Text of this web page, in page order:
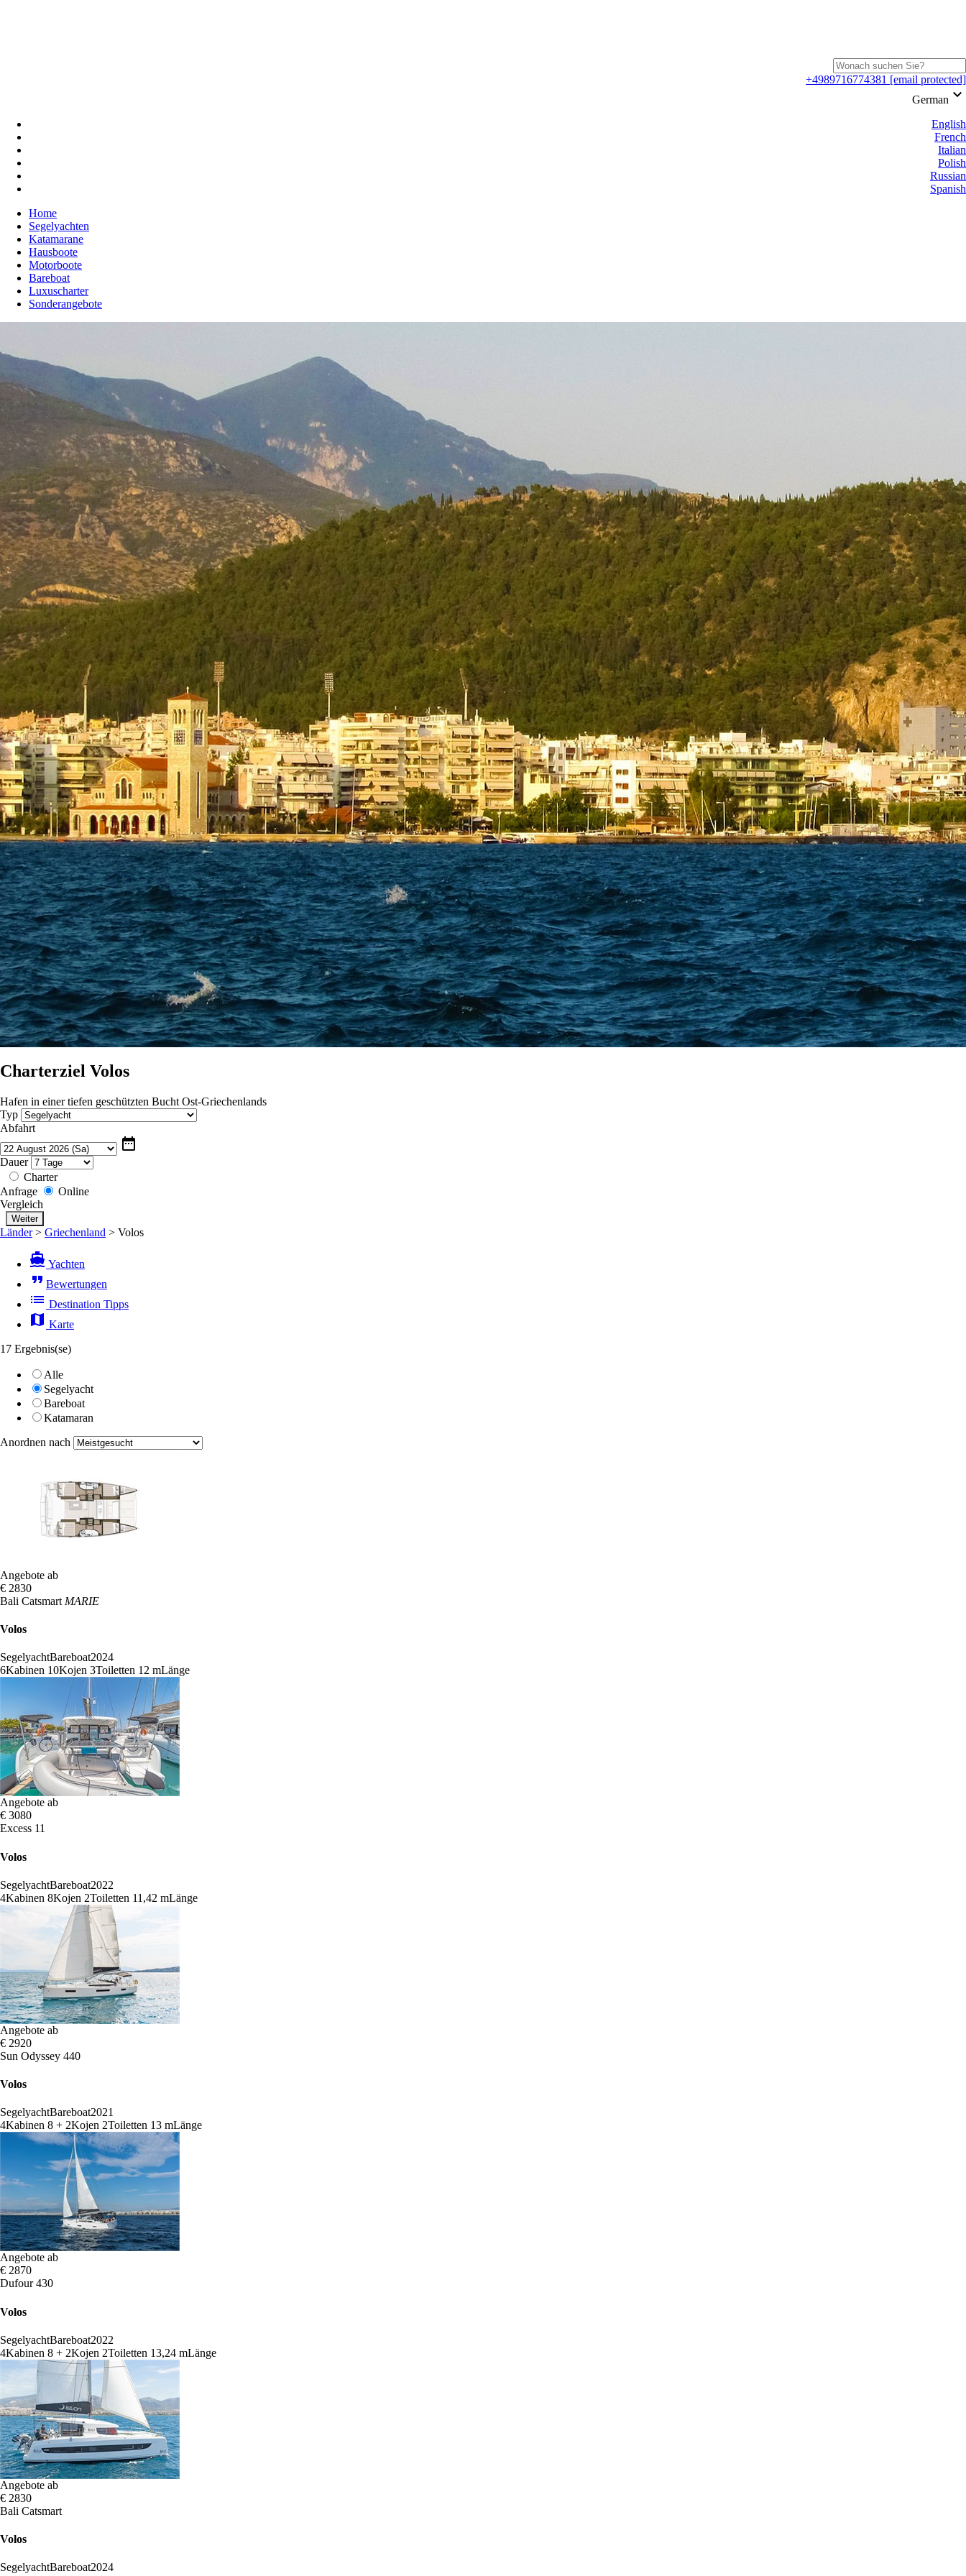
+4989716774381 [email protected]
German keyboard_arrow_down
English
French
Italian
Polish
Russian
Spanish
Home
Segelyachten
Katamarane
Hausboote
Motorboote
Bareboat
Luxuscharter
Sonderangebote
Charterziel Volos
Hafen in einer tiefen geschützten Bucht Ost-Griechenlands
Typ
Abfahrt
date_range
Dauer
Charter
Anfrage
Online
Vergleich
Länder> Griechenland > Volos
directions_boat Yachten
format_quote Bewertungen
list Destination Tipps
map Karte
17 Ergebnis(se)
Alle
Segelyacht
Bareboat
Katamaran
Anordnen nach
Angebote ab
€ 2830
Bali Catsmart MARIE
Volos
SegelyachtBareboat2024
6Kabinen 10Kojen 3Toiletten 12 mLänge
Angebote ab
€ 3080
Excess 11
Volos
SegelyachtBareboat2022
4Kabinen 8Kojen 2Toiletten 11,42 mLänge
Angebote ab
€ 2920
Sun Odyssey 440
Volos
SegelyachtBareboat2021
4Kabinen 8 + 2Kojen 2Toiletten 13 mLänge
Angebote ab
€ 2870
Dufour 430
Volos
SegelyachtBareboat2022
4Kabinen 8 + 2Kojen 2Toiletten 13,24 mLänge
Angebote ab
€ 2830
Bali Catsmart
Volos
SegelyachtBareboat2024